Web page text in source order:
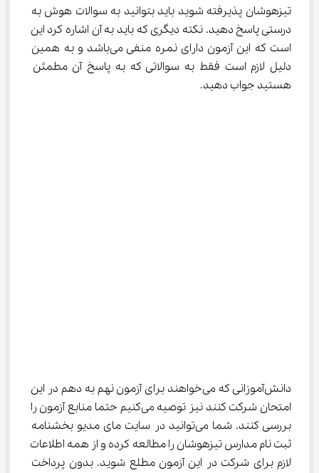
تیزهوشان پذیرفته شوید باید بتوانید به سوالات هوش به
درستی پاسخ دهید. نکته دیگری که باید به آن اشاره کرد این
است که این آزمون دارای نمره منفی می‌باشد و به همین
دلیل لازم است فقط به سوالاتی که به پاسخ آن مطمئن
هستید جواب دهید.
دانش‌آموزانی که می‌خواهند برای آزمون نهم به دهم در این
امتحان شرکت کنند نیز توصیه می‌کنیم حتما منابع آزمون را
بررسی کنند. شما می‌توانید در سایت مای مدیو بخشنامه
ثبت نام مدارس تیزهوشان را مطالعه کرده و از همه اطلاعات
لازم برای شرکت در این آزمون مطلع شوید. بدون پرداخت